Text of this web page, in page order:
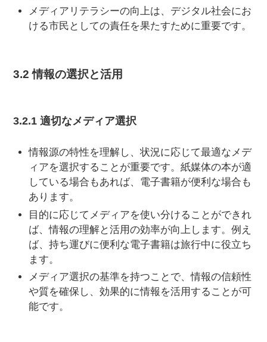
メディアリテラシーの向上は、デジタル社会にお
ける市民としての責任を果たすために重要です。
3.2 情報の選択と活用
3.2.1 適切なメディア選択
情報源の特性を理解し、状況に応じて最適なメデ
ィアを選択することが重要です。紙媒体の本が適
している場合もあれば、電子書籍が便利な場合も
あります。
目的に応じてメディアを使い分けることができれ
ば、情報の理解と活用の効率が向上します。例え
ば、持ち運びに便利な電子書籍は旅行中に役立ち
ます。
メディア選択の基準を持つことで、情報の信頼性
や質を確保し、効果的に情報を活用することが可
能です。